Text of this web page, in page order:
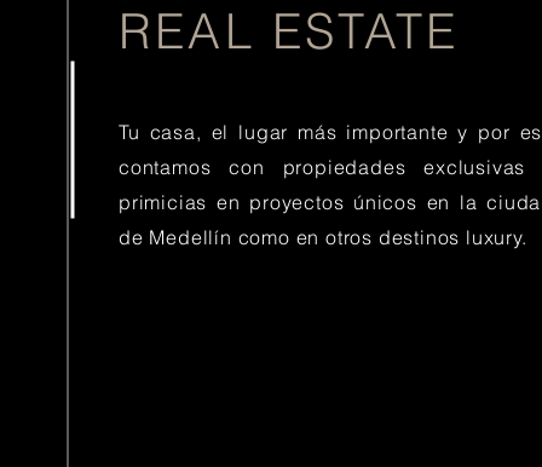
REAL ESTATE
Tu casa, el lugar más importante y por
contamos con propiedades exclusivas
primicias en proyectos únicos en la
de Medellín como en otros destinos luxury.